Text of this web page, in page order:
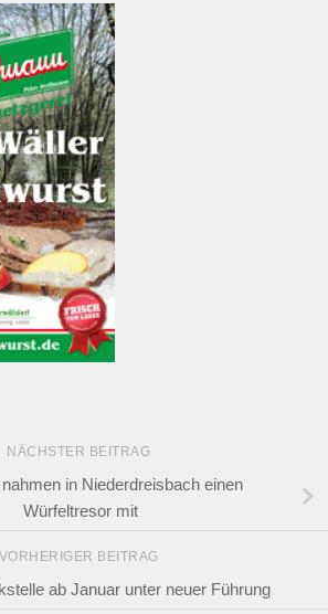
NÄCHSTER BEITRAG
in Niederdreisbach einen
Würfeltresor mit
VORHERIGER BEITRAG
ab Januar unter neuer Führung